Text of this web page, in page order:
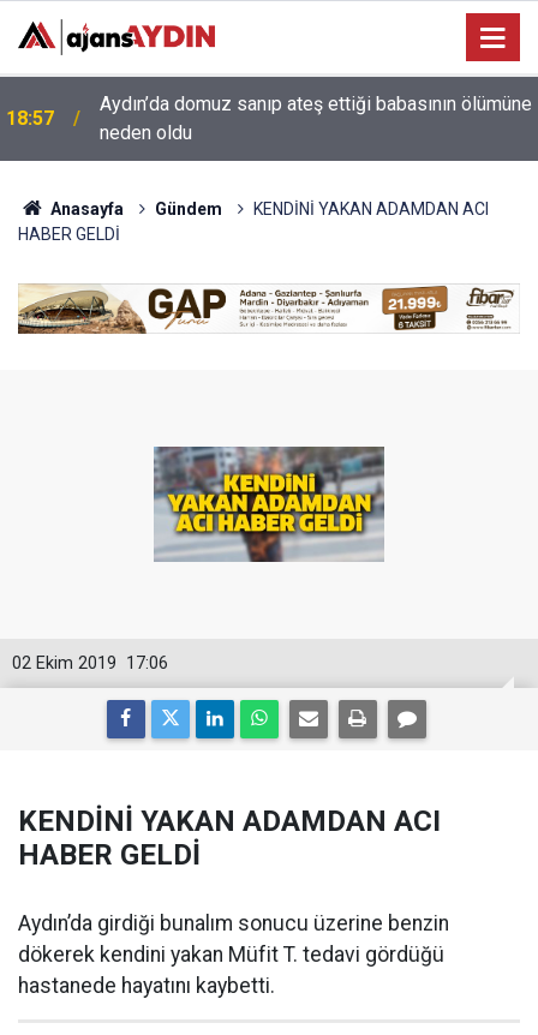
18:13 Yeni Parti'nin Aydın kurucu yönetimi belli oldu
Anasayfa Gündem
KENDİNİ YAKAN ADAMDAN ACI
HABER GELDİ
17:06
02 Ekim 2019
KENDİNİ YAKAN ADAMDAN ACI
HABER GELDİ
Aydın’da girdiği bunalım sonucu üzerine benzin
dökerek kendini yakan Müfit T. tedavi gördüğü
hastanede hayatını kaybetti.